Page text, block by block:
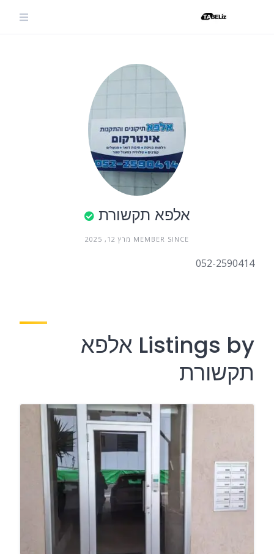
אלפא תקשורת
MEMBER SINCE מרץ 12, 2025
052-2590414
Listings by אלפא
תקשורת